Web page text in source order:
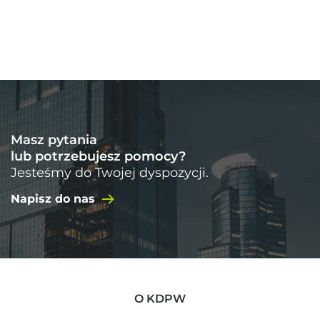
Masz pytania
lub potrzebujesz pomocy?
Jesteśmy do Twojej dyspozycji.
Napisz do nas
O KDPW